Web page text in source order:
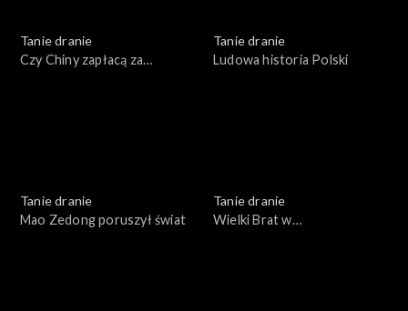
Tanie dranie
Czy Chiny zapłacą za
Tanie dranie
Ludowa historia Polski
Tanie dranie
Mao Zedong poruszył świat
Tanie dranie
Wielki Brat w